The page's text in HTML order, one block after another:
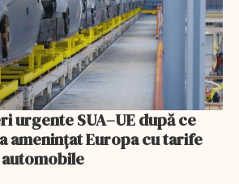
urgente SUA–UE după ce
ameninţat Europa cu tarife